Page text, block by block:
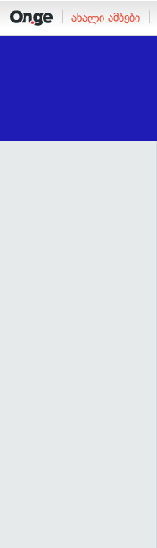
ახალი ამბები